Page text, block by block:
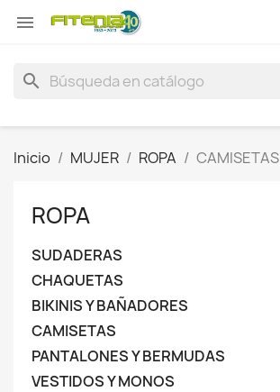

search
Inicio MUJER ROPA CAMISETAS
ROPA
SUDADERAS
CHAQUETAS
BIKINIS Y BAÑADORES
CAMISETAS
PANTALONES Y BERMUDAS
VESTIDOS Y MONOS